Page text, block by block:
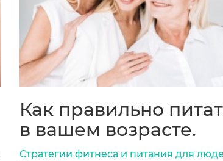
Как правильно
в вашем возрасте.
Стратегии фитнеса и питания для